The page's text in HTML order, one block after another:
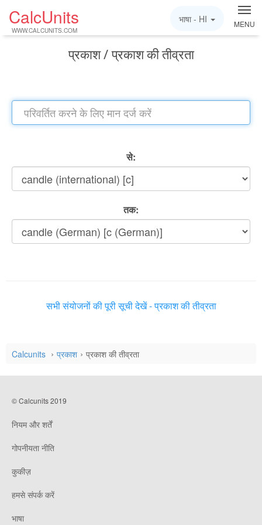
CalcUnits
WWW.CALCUNITS.COM
MENU
भाषा - HI
प्रकाश / प्रकाश की तीव्रता
से:
तक:
सभी संयोजनों की पूरी सूची देखें - प्रकाश की तीव्रता
Calcunits प्रकाश प्रकाश की तीव्रता
© Calcunits 2019
नियम और शर्तें
गोपनीयता नीति
कुकीज़
हमसे संपर्क करें
भाषा